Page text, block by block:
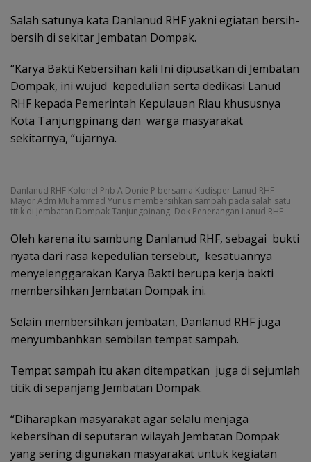
Salah satunya kata Danlanud RHF yakni egiatan bersih-
bersih di sekitar Jembatan Dompak.
“Karya Bakti Kebersihan kali Ini dipusatkan di Jembatan
Dompak, ini wujud kepedulian serta dedikasi Lanud
RHF kepada Pemerintah Kepulauan Riau khususnya
Kota Tanjungpinang dan warga masyarakat
sekitarnya, “ujarnya.
Danlanud RHF Kolonel Pnb A Donie P bersama Kadisper Lanud RHF
Mayor Adm Muhammad Yunus membersihkan sampah pada salah satu
titik di Jembatan Dompak Tanjungpinang. Dok Penerangan Lanud RHF
Oleh karena itu sambung Danlanud RHF, sebagai bukti
nyata dari rasa kepedulian tersebut, kesatuannya
menyelenggarakan Karya Bakti berupa kerja bakti
membersihkan Jembatan Dompak ini.
Selain membersihkan jembatan, Danlanud RHF juga
menyumbanhkan sembilan tempat sampah.
Tempat sampah itu akan ditempatkan juga di sejumlah
titik di sepanjang Jembatan Dompak.
“Diharapkan masyarakat agar selalu menjaga
kebersihan di seputaran wilayah Jembatan Dompak
yang sering digunakan masyarakat untuk kegiatan